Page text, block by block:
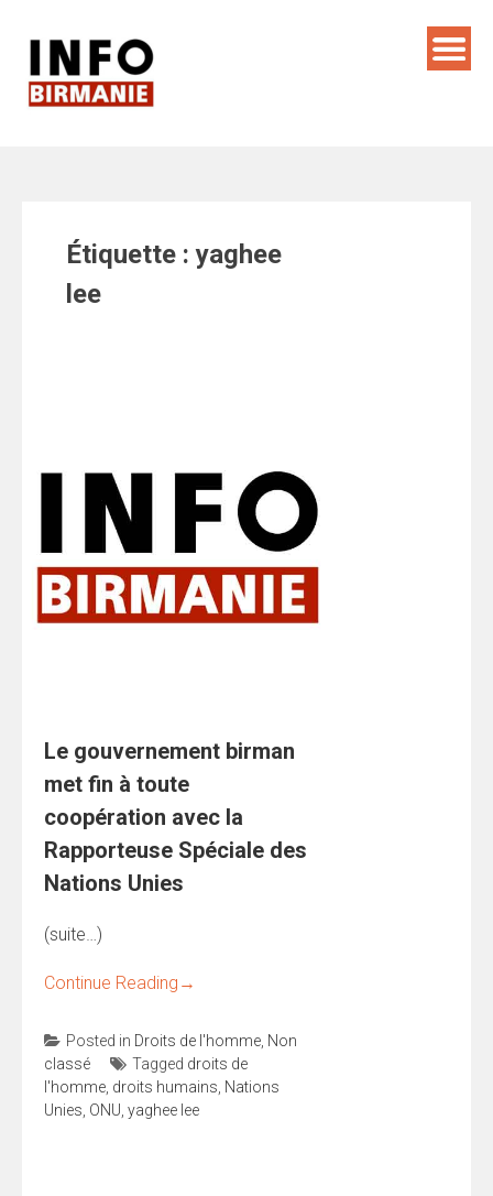
Étiquette :yaghee
lee
Le gouvernement birman
met fin à toute
coopération avec la
Rapporteuse Spéciale des
Nations Unies
(suite…)
Continue Reading →
Posted in Droits de l'homme Non
classé
Tagged droits de
l'homme droits humains Nations
Unies ONU yaghee lee